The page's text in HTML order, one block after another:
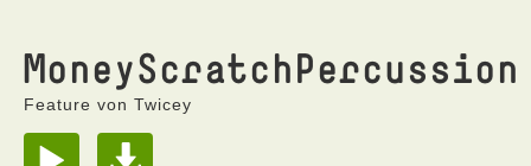
MoneyScratchPercussion
Feature von Twicey